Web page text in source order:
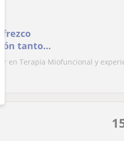
tanto
en Terapia Miofuncional y